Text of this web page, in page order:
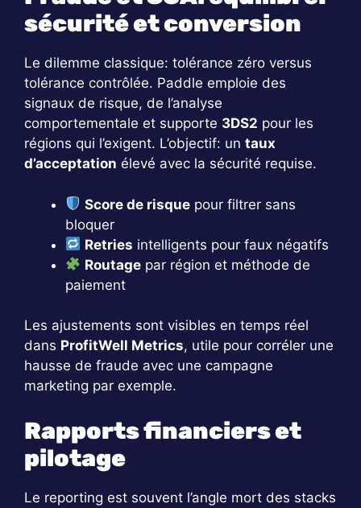
sécurité et conversion
Le dilemme classique: tolérance zéro versus
tolérance contrôlée. Paddle emploie des
signaux de risque, de l’analyse
comportementale et supporte 3DS2 pour les
régions qui l’exigent. L’objectif: un taux
d’acceptation élevé avec la sécurité requise.
Score de risque pour filtrer sans
bloquer
Retries intelligents pour faux négatifs
Routage par région et méthode de
paiement
Les ajustements sont visibles en temps réel
dans ProfitWell Metrics, utile pour corréler une
hausse de fraude avec une campagne
marketing par exemple.
Rapports financiers et
pilotage
Le reporting est souvent l’angle mort des stacks